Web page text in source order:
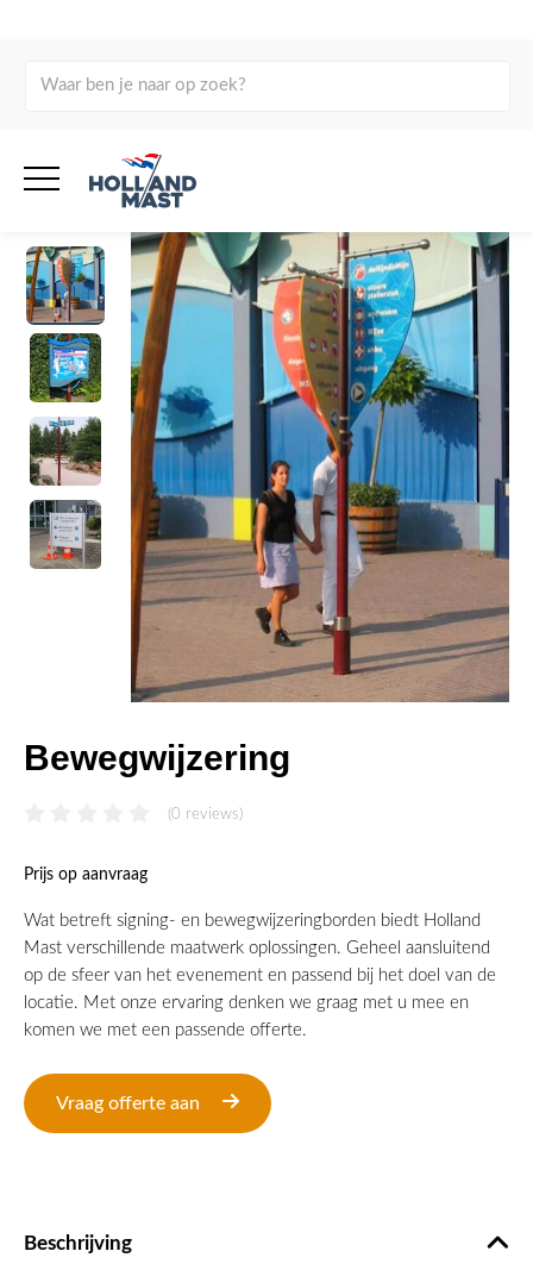
Bewegwijzering
(0 reviews)
Prijs op aanvraag
Wat betreft signing- en bewegwijzeringborden biedt Holland
Mast verschillende maatwerk oplossingen. Geheel aansluitend
op de sfeer van het evenement en passend bij het doel van de
locatie. Met onze ervaring denken we graag met u mee en
komen we met een passende offerte.
Vraag offerte aan
Beschrijving